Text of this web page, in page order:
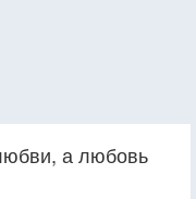
а любовь